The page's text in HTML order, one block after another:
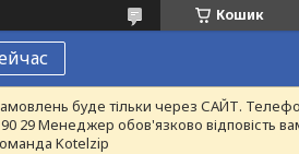
Кошик
буде тільки через САЙТ.
29 Менеджер обов'язково відповість
Kotelzip